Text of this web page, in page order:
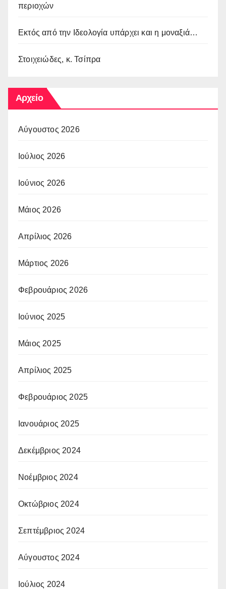
περιοχών
Εκτός από την Ιδεολογία υπάρχει και η μοναξιά…
Στοιχειώδες, κ. Τσίπρα
Αρχείο
Αύγουστος 2026
Ιούλιος 2026
Ιούνιος 2026
Μάιος 2026
Απρίλιος 2026
Μάρτιος 2026
Φεβρουάριος 2026
Ιούνιος 2025
Μάιος 2025
Απρίλιος 2025
Φεβρουάριος 2025
Ιανουάριος 2025
Δεκέμβριος 2024
Νοέμβριος 2024
Οκτώβριος 2024
Σεπτέμβριος 2024
Αύγουστος 2024
Ιούλιος 2024